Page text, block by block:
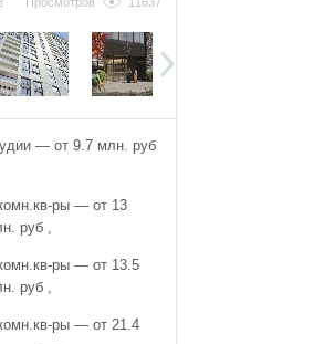
— от 9.7 млн. руб
ры — от 13
руб ,
ры — от 13.5
руб ,
ры — от 21.4